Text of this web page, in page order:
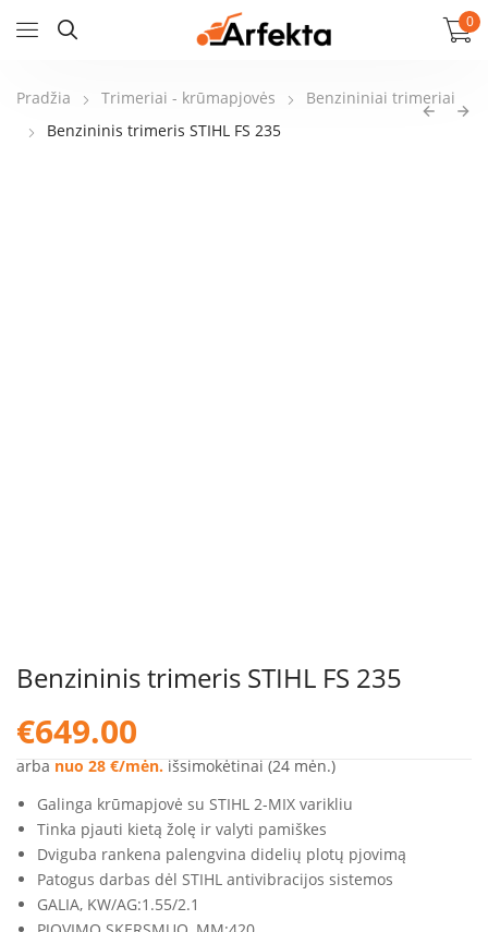
0
Pradžia Trimeriai - krūmapjovės
Benzininiai trimeriai
Benzininis trimeris STIHL FS 235
Benzininis trimeris STIHL FS 235
€649.00
arba nuo 28 €/mėn. išsimokėtinai (24 mėn.)
Galinga krūmapjovė su STIHL 2-MIX varikliu
Tinka pjauti kietą žolę ir valyti pamiškes
Dviguba rankena palengvina didelių plotų pjovimą
Patogus darbas dėl STIHL antivibracijos sistemos
GALIA, KW/AG:1.55/2.1